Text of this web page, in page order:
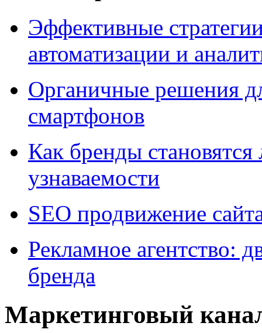
Эффективные
автоматизации и
Органичные решения
смартфонов
Как бренды
узнаваемости
SEO продвижение
Рекламное агентство:
бренда
Маркетинговый